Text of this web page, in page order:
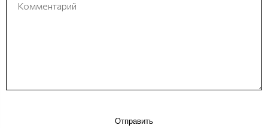
Отправить